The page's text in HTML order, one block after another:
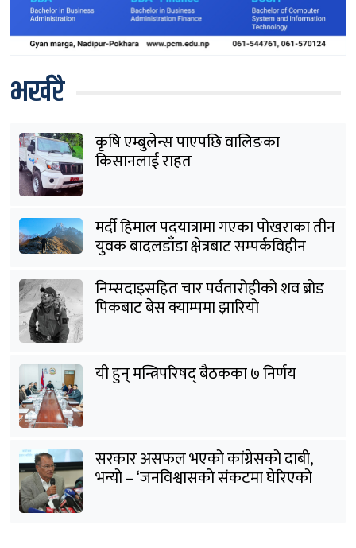
भर्खरै
कृषि एम्बुलेन्स पाएपछि वालिङका
किसानलाई राहत
मर्दी हिमाल पदयात्रामा गएका पोखराका तीन
युवक बादलडाँडा क्षेत्रबाट सम्पर्कविहीन
निम्सदाइसहित चार पर्वतारोहीको शव ब्रोड
पिकबाट बेस क्याम्पमा झारियो
यी हुन् मन्त्रिपरिषद् बैठकका ७ निर्णय
सरकार असफल भएको कांग्रेसको दाबी,
भन्यो – ‘जनविश्वासको संकटमा घेरिएको